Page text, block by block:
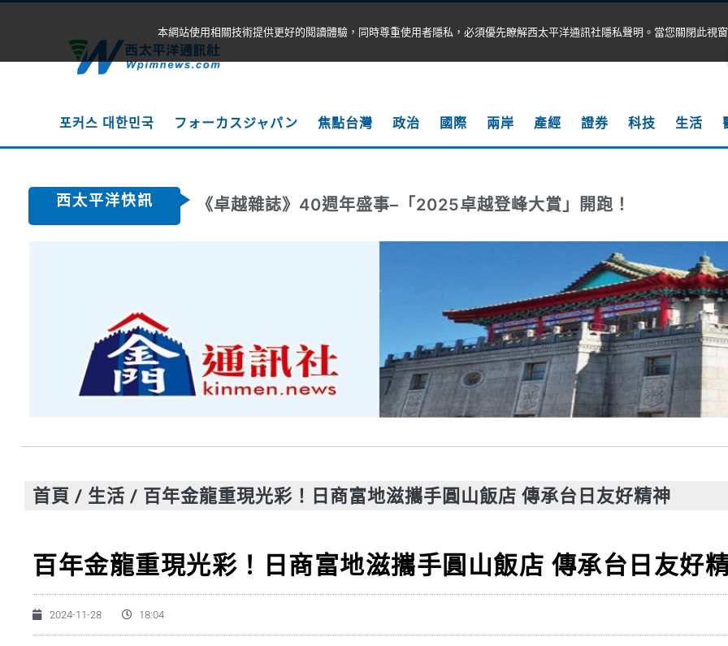
포커스 대한민국 フォーカスジャパン 焦點台灣 政治 國際 兩岸 產經 證券 科技 生活
西太平洋快訊 《卓越雜誌》40週年盛事–「2025卓越登峰大賞」開跑！
首頁 / 生活 / 百年金龍重現光彩！日商富地滋攜手圓山飯店 傳承台日友好精神
百年金龍重現光彩！日商富地滋攜手圓山飯店 傳承台日友好
2024-11-28 18:04
本網站使用相關技術提供更好的閱讀體驗，同時尊重使用者隱私，必須優先瞭解西太平洋通訊社隱私聲明。當您關閉此視